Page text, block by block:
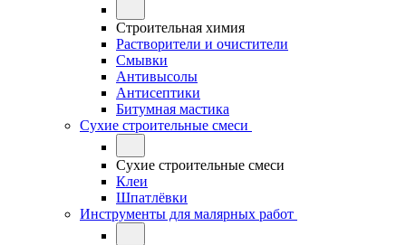
Строительная химия
Растворители и очистители
Смывки
Антивысолы
Антисептики
Битумная мастика
Сухие строительные смеси
Сухие строительные смеси
Клеи
Шпатлёвки
Инструменты для малярных работ